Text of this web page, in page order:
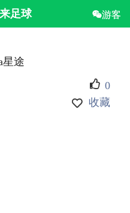
足球 游客
星途
0
收藏